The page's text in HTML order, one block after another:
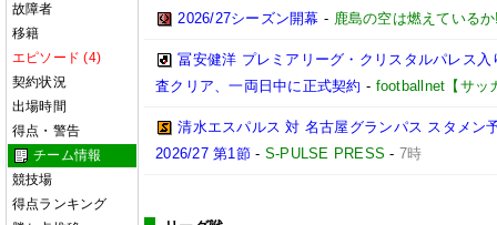
故障者
移籍
エピソード (4)
契約状況
出場時間
得点・警告
チーム情報
競技場
得点ランキング
2026/27シーズン開幕 - 鹿島の空は燃えている
冨安健洋 プレミアリーグ・クリスタルパレス
査クリア、一両日中に正式契約 - footballnet【サッ
清水エスパルス 対 名古屋グランパス スタメン
2026/27 第1節 - S-PULSE PRESS -7時